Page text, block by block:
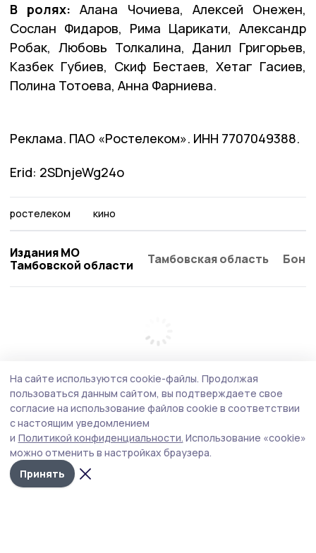
В ролях:Алана Чочиева, Алексей Онежен,
Сослан Фидаров, Рима Царикати, Александр
Робак, Любовь Толкалина, Данил Григорьев,
Казбек Губиев, Скиф Бестаев, Хетаг Гасиев,
Полина Тотоева, Анна Фарниева.
Реклама. ПАО «Ростелеком». ИНН 7707049388.
Erid: 2SDnjeWg24o
ростелеком кино
Издания МО
Тамбовской области
Тамбовская область
На сайте используются cookie-файлы. Продолжая
пользоваться данным сайтом, вы подтверждаете свое
согласие на использование файлов cookie в соответствии
с настоящим уведомлением
и Политикой конфиденциальности. Использование «cookie»
можно отменить в настройках браузера.
Принять